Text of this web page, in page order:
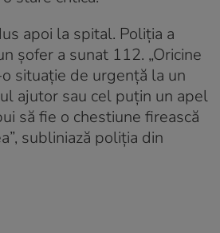
apoi la spital. Poliția a
șofer a sunat 112. „Oricine
situație de urgență la un
ajutor sau cel puțin un apel
să fie o chestiune firească
subliniază poliția din